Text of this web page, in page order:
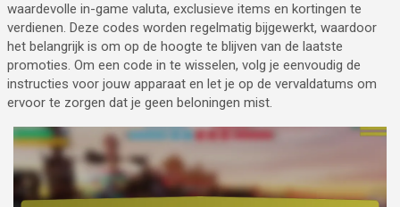
waardevolle in-game valuta, exclusieve items en kortingen te
verdienen. Deze codes worden regelmatig bijgewerkt, waardoor
het belangrijk is om op de hoogte te blijven van de laatste
promoties. Om een code in te wisselen, volg je eenvoudig de
instructies voor jouw apparaat en let je op de vervaldatums om
ervoor te zorgen dat je geen beloningen mist.